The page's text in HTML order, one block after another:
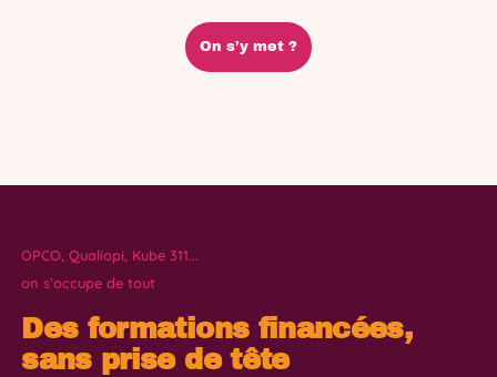
On s’y met ?
OPCO, Qualiopi, Kube 311...
on s’occupe de tout
Des formations financées,
sans prise de tête